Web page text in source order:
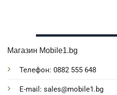
Магазин Mobile1.bg
Телефон: 0882 555 648
E-mail: sales@mobile1.bg